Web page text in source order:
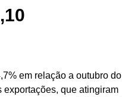
em relação a outubro do
exportações, que atingiram